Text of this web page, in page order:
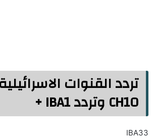
CH10 وتردد IBA1 +
IBA33